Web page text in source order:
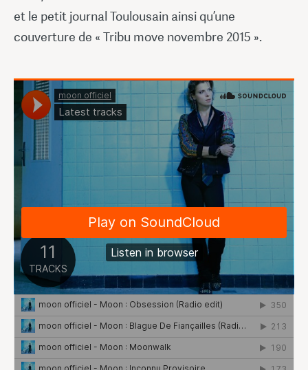
et le petit journal Toulousain ainsi qu’une
couverture de « Tribu move novembre 2015 ».